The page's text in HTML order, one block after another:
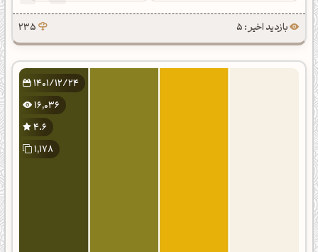
بازدید اخیر : 5 235
1401/12/24
16,036
4.6
1,178